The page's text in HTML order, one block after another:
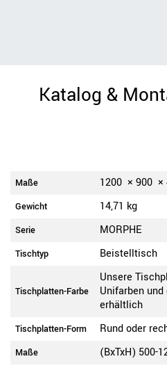
Katalog &
Maße 1200 × 900 ×
Gewicht 14,71 kg
Serie MORPHE
Tischtyp Beistelltisch
Tischplatten-Farbe
Unsere
Unifarben
erhältlich
Tischplatten-Form Rund oder
Maße (BxTxH) 500-